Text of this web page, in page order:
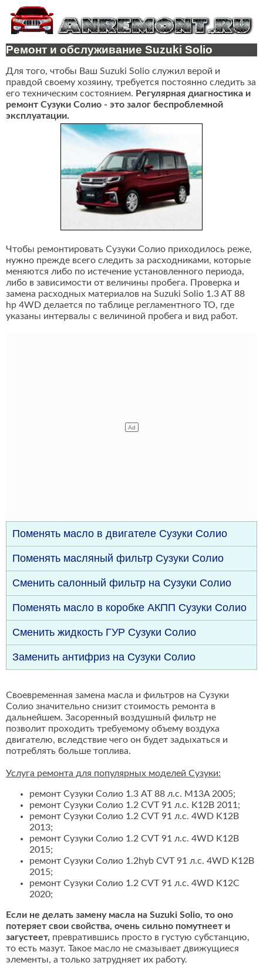
Ремонт и обслуживание Suzuki Solio
Для того, чтобы Ваш Suzuki Solio служил верой и
правдой своему хозяину, требуется постоянно следить за
его техническим состоянием. Регулярная диагностика и
ремонт Сузуки Солио - это залог беспроблемной
эксплуатации.
Чтобы ремонтировать Сузуки Солио приходилось реже,
нужно прежде всего следить за расходниками, которые
меняются либо по истечение установленного периода,
либо в зависимости от величины пробега. Проверка и
замена расходных материалов на Suzuki Solio 1.3 AT 88
hp 4WD делается по таблице регламентного ТО, где
указаны интервалы с величиной пробега и вид работ.
Поменять масло в двигателе Сузуки Солио
Поменять масляный фильтр Сузуки Солио
Сменить салонный фильтр на Сузуки Солио
Поменять масло в коробке АКПП Сузуки Солио
Сменить жидкость ГУР Сузуки Солио
Заменить антифриз на Сузуки Солио
Своевременная замена масла и фильтров на Сузуки
Солио значительно снизит стоимость ремонта в
дальнейшем. Засоренный воздушный фильтр не
позволит проходить требуемому объему воздуха
двигателю, вследствие чего он будет задыхаться и
потреблять больше топлива.
Услуга ремонта для популярных моделей Сузуки:
ремонт Сузуки Солио 1.3 AT 88 л.с. M13A 2005;
ремонт Сузуки Солио 1.2 CVT 91 л.с. K12B 2011;
ремонт Сузуки Солио 1.2 CVT 91 л.с. 4WD K12B
2013;
ремонт Сузуки Солио 1.2 CVT 91 л.с. 4WD K12B
2015;
ремонт Сузуки Солио 1.2hyb CVT 91 л.с. 4WD K12B
2015;
ремонт Сузуки Солио 1.2 CVT 91 л.с. 4WD K12C
2020;
Если не делать замену масла на Suzuki Solio, то оно
потеряет свои свойства, очень сильно помутнеет и
загустеет, превратившись просто в густую субстанцию,
то есть мазут. Такое масло не смазывает движущиеся
элементы, а только затрудняет их работу.